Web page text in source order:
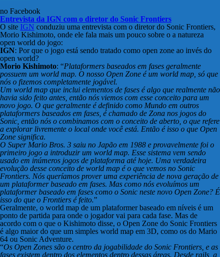
no Facebook
Entrevista da IGN com o diretor do Sonic Frontiers
O site IGN conduziu uma entrevista com o diretor do Sonic Frontiers,
Morio Kishimoto, onde ele fala mais um pouco sobre o a natureza
open world do jogo:
IGN: Por que o jogo está sendo tratado como open zone ao invés do
open world?
Morio Kishimoto: “Plataformers baseados em fases geralmente
possuem um world map. O nosso Open Zone é um world map, só que
nós o fizemos completamente jogável.
Um world map que inclui elementos de fases é algo que realmente não
havia sido feito antes, então nós viemos com esse conceito para um
novo jogo. O que geralmente é definido como Mundo em outros
plataformers baseados em fases, é chamado de Zona nos jogos do
Sonic, então nós o combinamos com o conceito de aberto, o que refere
a explorar livremente o local onde você está. Então é isso o que Open
Zone significa.
O Super Mario Bros. 3 saiu no Japão em 1988 e provavelmente foi o
primeiro jogo a introduzir um world map. Esse sistema vem sendo
usado em inúmeros jogos de plataforma até hoje. Uma verdadeira
evolução desse conceito de world map é o que vemos no Sonic
Frontiers. Nós queríamos prover uma experiência de nova geração de
um plataformer baseado em fases. Mas como nós evoluímos um
plataformer baseado em fases como o Sonic neste novo Open Zone? É
isso do que o Frontiers é feito.”
Geralmente, o world map de um plataformer baseado em níveis é um
ponto de partida para onde o jogador vai para cada fase. Mas de
acordo com o que o Kishimoto disse, o Open Zone do Sonic Frontiers
é algo maior do que um simples world map em 3D, como os do Mario
64 ou Sonic Adventure.
“Os Open Zones são o centro da jogabilidade do Sonic Frontiers, e as
fases existem dentro dos elementos dentro dessas áreas. Desde rails, a